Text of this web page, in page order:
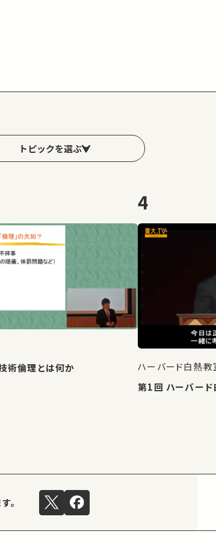
トピックを選ぶ
学技術倫理とは何か
4
ハーバード白熱
第1回 ハー
。